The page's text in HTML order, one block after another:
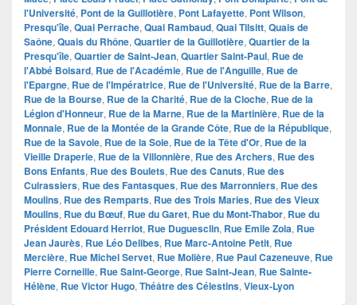
l'Université, Pont de la Guillotière, Pont Lafayette, Pont Wilson,
Presqu'île, Quai Perrache, Quai Rambaud, Quai Tilsitt, Quais de
Saône, Quais du Rhône, Quartier de la Guillotière, Quartier de la
Presqu'île, Quartier de Saint-Jean, Quartier Saint-Paul, Rue de
l'Abbé Boisard, Rue de l'Académie, Rue de l'Anguille, Rue de
l'Epargne, Rue de l'Impératrice, Rue de l'Université, Rue de la Barre,
Rue de la Bourse, Rue de la Charité, Rue de la Cloche, Rue de la
Légion d'Honneur, Rue de la Marne, Rue de la Martinière, Rue de la
Monnaie, Rue de la Montée de la Grande Côte, Rue de la République,
Rue de la Savoie, Rue de la Soie, Rue de la Tête d'Or, Rue de la
Vieille Draperie, Rue de la Villonnière, Rue des Archers, Rue des
Bons Enfants, Rue des Boulets, Rue des Canuts, Rue des
Cuirassiers, Rue des Fantasques, Rue des Marronniers, Rue des
Moulins, Rue des Remparts, Rue des Trois Maries, Rue des Vieux
Moulins, Rue du Bœuf, Rue du Garet, Rue du Mont-Thabor, Rue du
Président Edouard Herriot, Rue Duguesclin, Rue Emile Zola, Rue
Jean Jaurès, Rue Léo Delibes, Rue Marc-Antoine Petit, Rue
Mercière, Rue Michel Servet, Rue Molière, Rue Paul Cazeneuve, Rue
Pierre Corneille, Rue Saint-George, Rue Saint-Jean, Rue Sainte-
Hélène, Rue Victor Hugo, Théâtre des Célestins, Vieux-Lyon